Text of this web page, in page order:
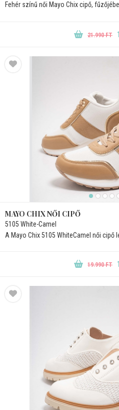
Fehér színű női Mayo Chix cipő,
21.990 FT
MAYO CHIX NŐI CIPŐ
5105 White-Camel
A Mayo Chix 5105 WhiteCamel női cipő
19.990 FT